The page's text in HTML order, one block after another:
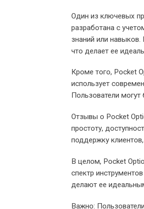
Один из ключевых
разработана с
знаний или навыков.
что делает ее
Кроме того, Pocket
использует
Пользователи
Отзывы о Pocket
простоту,
поддержку
В целом, Pocket
спектр
делают ее
Важно: